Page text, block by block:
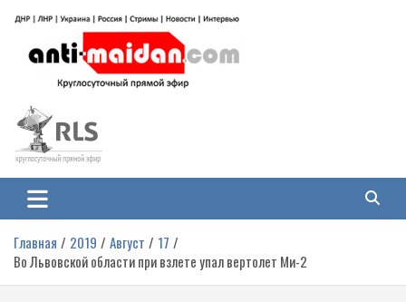
содержимому
Антимайдан: Гражданская война
на Украине
гражданской войне на Украине, включая события в Новороссии, ДНР,
ЛНР и других регионах.
Главная 2019 Август
17
Во Львовской области при взлете упал вертолет Ми-2